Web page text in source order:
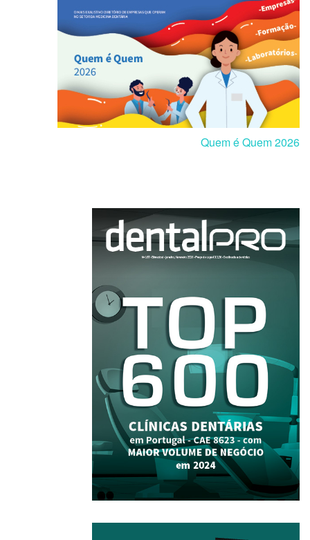
Quem é Quem 2026